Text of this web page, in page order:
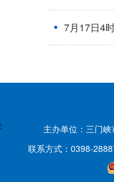
7月17日4
主办单位：三门
联系方式：0398-